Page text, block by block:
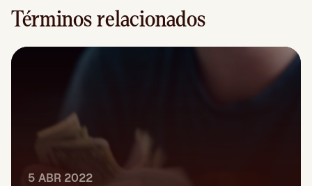
Términos relacionados
5 ABR 2022